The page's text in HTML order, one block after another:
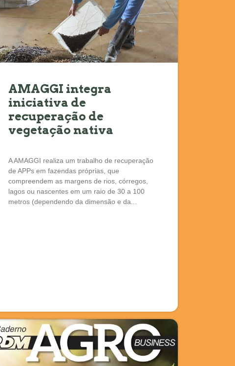
AMAGGI integra
iniciativa de
recuperação de
vegetação nativa
A AMAGGI realiza um trabalho de recuperação
de APPs em fazendas próprias, que
compreendem as margens de rios, córregos,
lagos ou nascentes em um raio de 30 a 100
metros (dependendo da dimensão e da...